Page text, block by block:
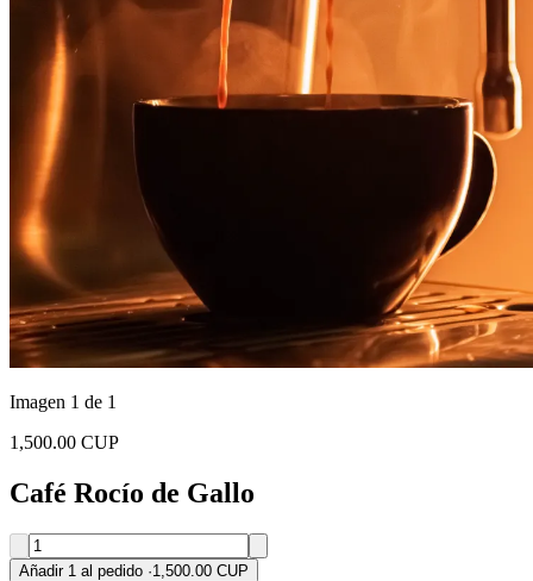
Imagen 1 de 1
1,500.00 CUP
Café Rocío de Gallo
Añadir 1 al pedido ·1,500.00 CUP